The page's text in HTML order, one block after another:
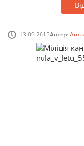
13.09.2015Автор: